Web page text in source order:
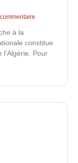
à la
constitue
l’Algérie. Pour